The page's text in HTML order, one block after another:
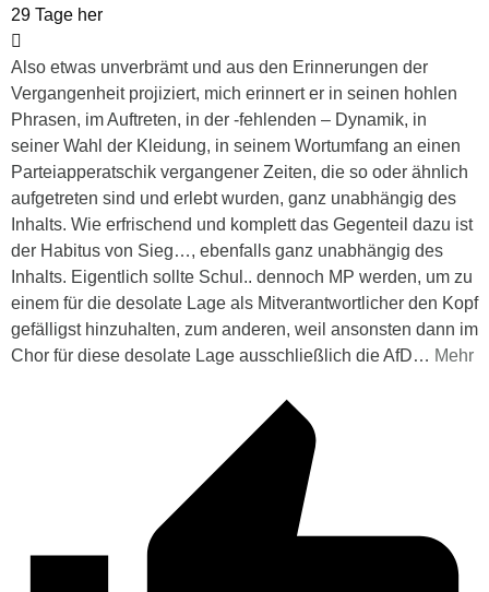
29 Tage her
Also etwas unverbrämt und aus den Erinnerungen der
Vergangenheit projiziert, mich erinnert er in seinen hohlen
Phrasen, im Auftreten, in der -fehlenden – Dynamik, in
seiner Wahl der Kleidung, in seinem Wortumfang an einen
Parteiapperatschik vergangener Zeiten, die so oder ähnlich
aufgetreten sind und erlebt wurden, ganz unabhängig des
Inhalts. Wie erfrischend und komplett das Gegenteil dazu ist
der Habitus von Sieg…, ebenfalls ganz unabhängig des
Inhalts. Eigentlich sollte Schul.. dennoch MP werden, um zu
einem für die desolate Lage als Mitverantwortlicher den Kopf
gefälligst hinzuhalten, zum anderen, weil ansonsten dann im
Chor für diese desolate Lage ausschließlich die AfD… Mehr